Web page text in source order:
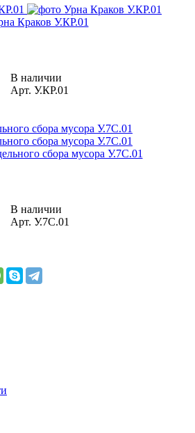
Краков У.КР.01
В наличии
Арт. У.КР.01
сбора мусора У.7С.01
В наличии
Арт. У.7С.01